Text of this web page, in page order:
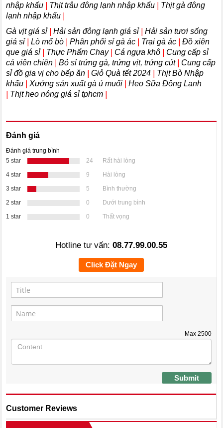
nhập khẩu
Thịt trâu đông lạnh nhập khẩu
Thịt gà đông
lạnh nhập khẩu
Gà vịt giá sỉ|Hải sản đông lạnh giá sỉ|Hải sản tươi sống
giá sỉ|Lò mổ bò |Phân phối sỉ gà ác Trại gà ác |Đồ xiên
que giá sỉ| Thực Phẩm Chay| Cá ngựa khô
Cung cấp sỉ
cá viên chiên
Bỏ sỉ trứng gà, trứng vịt, trứng cút| Cung cấp
sỉ đồ gia vị cho bếp ăn |Giỏ Quà tết 2024
Thịt Bò Nhập
khẩu |Xưởng sản xuất gà ủ muối |Heo Sữa Đông Lạnh
Thịt heo nóng giá sỉ tphcm
Đánh giá
Đánh giá trung bình
5 star
24
Rất hài lòng
4 star
9
Hài lòng
3 star
5
Bình thường
2 star
0
Dưới trung bình
1 star
0 Thất vọng
Hotline tư vấn: 08.77.99.00.55
Click Đặt Ngay
Max 2500
Submit
Customer Reviews